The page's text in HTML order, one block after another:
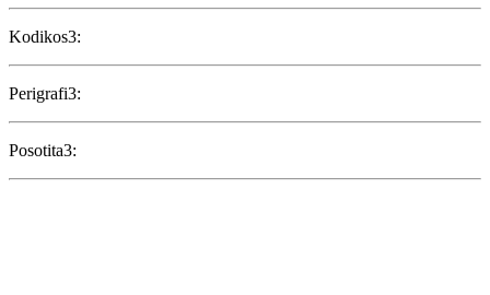
Kodikos3:
Perigrafi3:
Posotita3: